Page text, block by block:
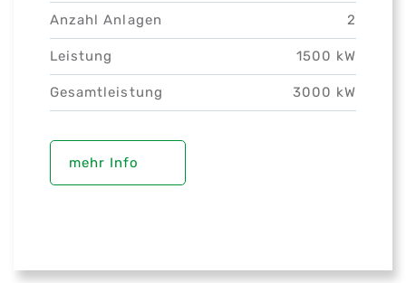
Anzahl Anlagen 2
Leistung 1500 kW
Gesamtleistung 3000 kW
mehr Info